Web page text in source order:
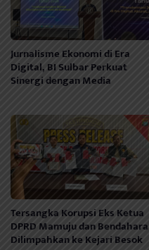
Jurnalisme Ekonomi di Era
Digital, BI Sulbar Perkuat
Sinergi dengan Media
Tersangka Korupsi Eks Ketua
DPRD Mamuju dan Bendahara
Dilimpahkan ke Kejari Besok